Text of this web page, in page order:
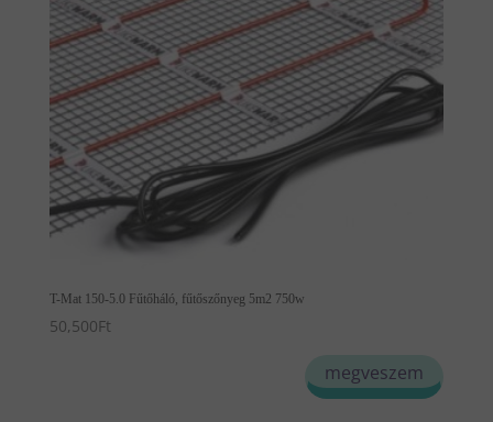
T-Mat 150-5.0 Fűtőháló, fűtőszőnyeg 5m2 750w
50,500Ft
megveszem